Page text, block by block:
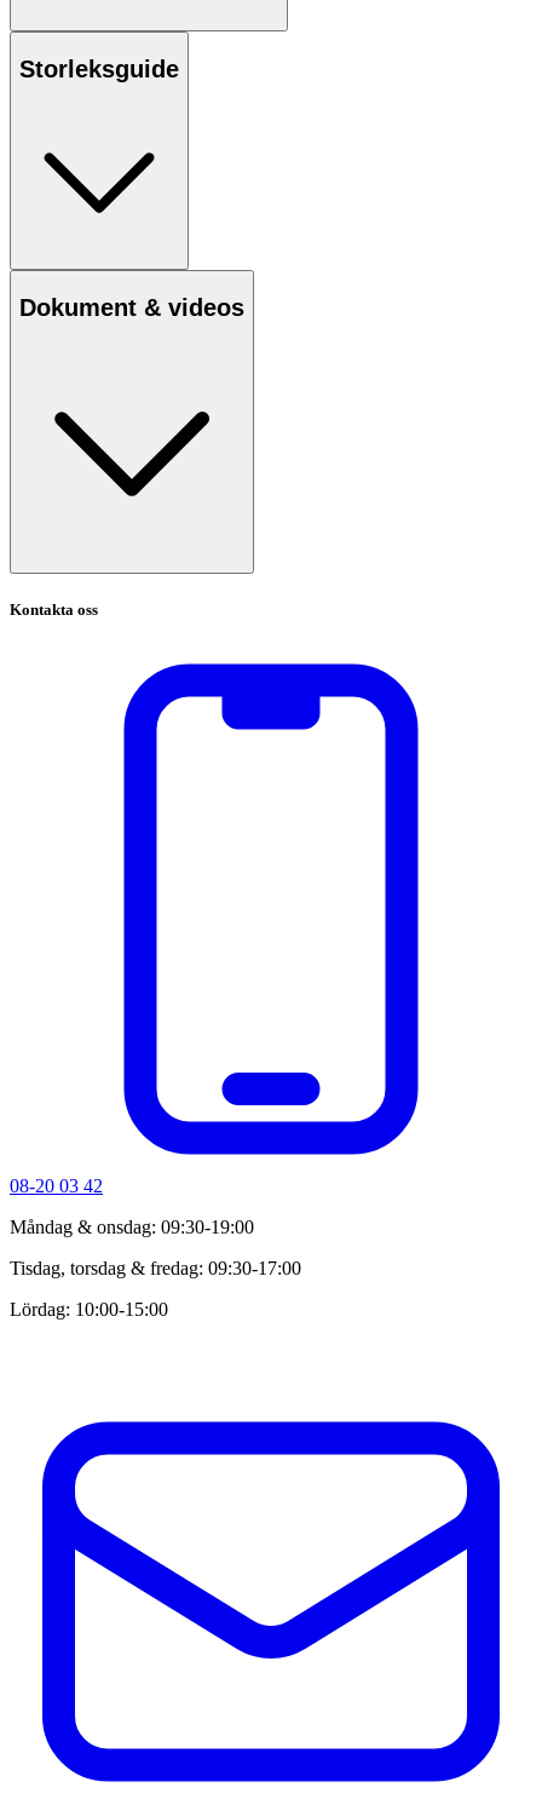
Storleksguide
Dokument & videos
Kontakta oss
08-20 03 42
Måndag & onsdag: 09:30-19:00
Tisdag, torsdag & fredag: 09:30-17:00
Lördag: 10:00-15:00